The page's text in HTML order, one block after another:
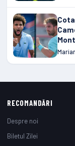
RECOMANDĂRI
Despre noi
Biletul Zilei